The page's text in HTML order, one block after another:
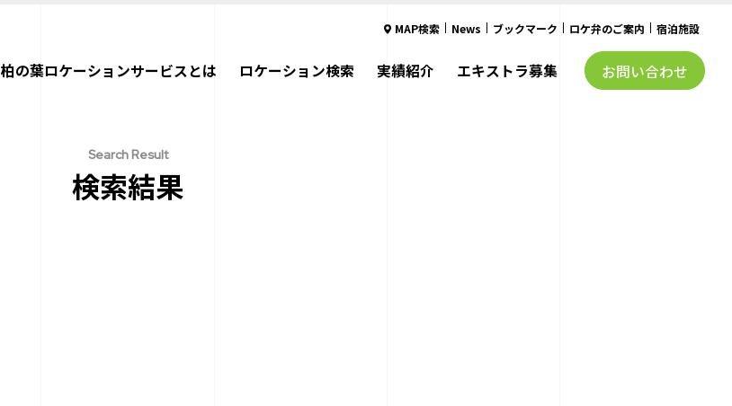
MAP検索 News ブックマーク ロケ弁のご案内 宿泊施設
柏の葉ロケーションサービスとは ロケーション検索 実績紹介 エキストラ募集 お問い合わせ
Search Result
検索結果